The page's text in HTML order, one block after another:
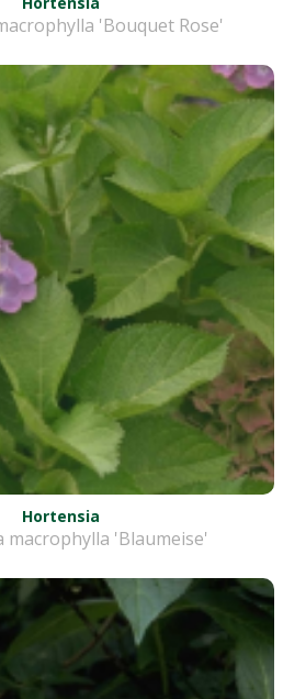
'Bouquet Rose'
Hortensia
macrophylla 'Blaumeise'